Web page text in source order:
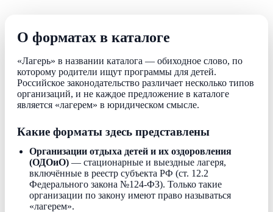
О форматах в каталоге
«Лагерь» в названии каталога — обиходное слово, по
которому родители ищут программы для детей.
Российское законодательство различает несколько типов
организаций, и не каждое предложение в каталоге
является «лагерем» в юридическом смысле.
Какие форматы здесь представлены
Организации отдыха детей и их оздоровления
(ОДОиО) — стационарные и выездные лагеря,
включённые в реестр субъекта РФ (ст. 12.2
Федерального закона №124-ФЗ). Только такие
организации по закону имеют право называться
«лагерем».